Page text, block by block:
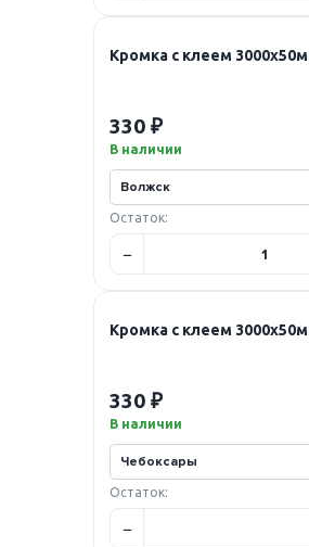
Кромка с клеем
330 ₽
В наличии
Остаток:
Кромка с клеем
330 ₽
В наличии
Остаток: